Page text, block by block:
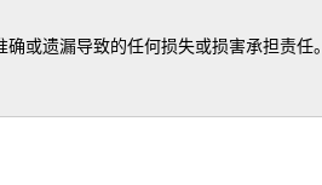
或遗漏导致的任何损失或损害承担责任。